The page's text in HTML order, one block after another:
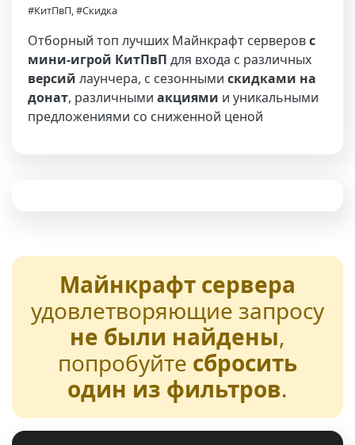
#КитПвП, #Скидка
Отборный топ лучших Майнкрафт серверовс
мини-игрой КитПвП для входа с различных
версий лаунчера, с сезонными скидками на
донат, различными акциями и уникальными
предложениями со сниженной ценой
Майнкрафт сервера
удовлетворяющие запросу
не были найдены,
попробуйте сбросить
один из фильтров.